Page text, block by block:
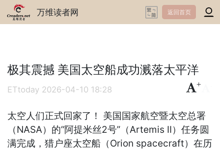
万维读者网 返回首页
极其震撼 美国太空船成功溅落太平洋
ETtoday 2026-04-10 18:28
+
太空人们正式回家了！ 美国国家航空暨太空总署
（NASA）的“阿提米丝2号”（Artemis II）任务圆
满完成，猎户座太空船（Orion spacecraft）在历